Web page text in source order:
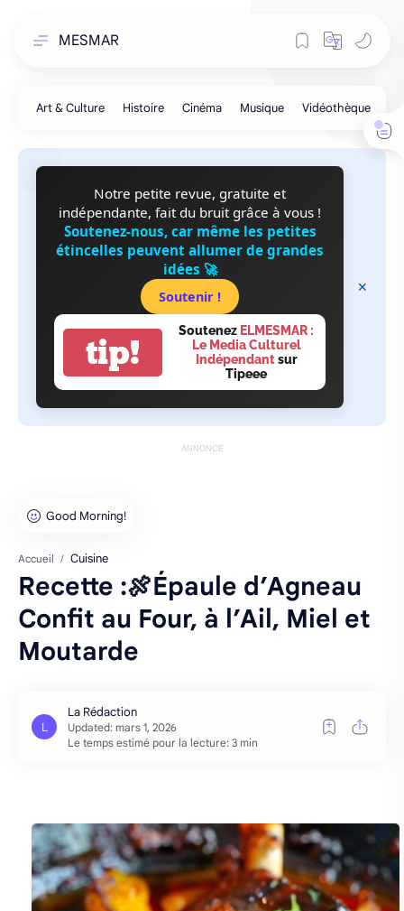
MESMAR
Notre petite revue, gratuite et
indépendante, fait du bruit grâce à vous !
Soutenez-nous, car même les petites
étincelles peuvent allumer de grandes
idées 🚀
Soutenir !
tip!
Soutenez ELMESMAR :
Le Media Culturel
Indépendantsur
Tipeee
ANNONCE
Accueil Cuisine
Recette :🍖Épaule d’Agneau
Confit au Four, à l’Ail, Miel et
Moutarde
Le temps estimé pour la lecture: 3 min